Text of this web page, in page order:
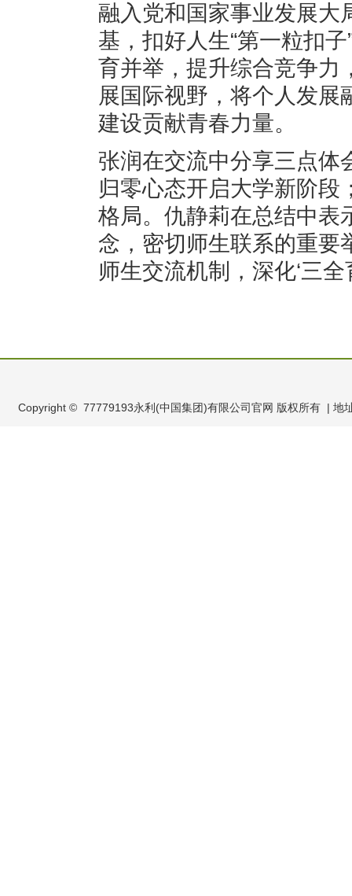
融入党和国家事业发展大
基，扣好人生“第一粒扣
育并举，提升综合竞争力
展国际视野，将个人发展
建设贡献青春力量。
张润在交流中分享三点体
归零心态开启大学新阶段
格局。仇静莉在总结中表
念，密切师生联系的重要
师生交流机制，深化‘三
Copyright © 77779193永利(中国集团)有限公司官网 版权所有 |